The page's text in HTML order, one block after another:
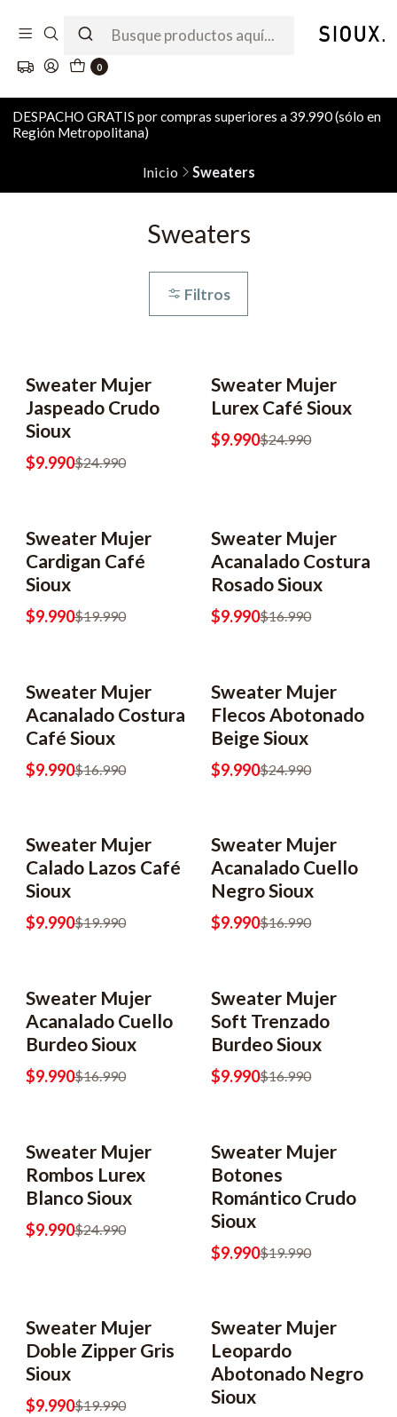
0
DESPACHO GRATIS por compras superiores a 39.990 (sólo en
Región Metropolitana)
Inicio Sweaters
Sweaters
Filtros
-60% OFF
Sweater Mujer
Jaspeado Crudo
Sioux
$9.990$24.990
-60% OFF
Sweater Mujer
Lurex Café Sioux
$9.990$24.990
-50% OFF
Sweater Mujer
Cardigan Café
Sioux
$9.990$19.990
-41% OFF
Sweater Mujer
Acanalado Costura
Rosado Sioux
$9.990$16.990
-41% OFF
Sweater Mujer
Acanalado Costura
Café Sioux
$9.990$16.990
-60% OFF
Sweater Mujer
Flecos Abotonado
Beige Sioux
$9.990$24.990
-50% OFF
Sweater Mujer
Calado Lazos Café
Sioux
$9.990$19.990
-41% OFF
Sweater Mujer
Acanalado Cuello
Negro Sioux
$9.990$16.990
-41% OFF
Sweater Mujer
Acanalado Cuello
Burdeo Sioux
$9.990$16.990
-41% OFF
Sweater Mujer
Soft Trenzado
Burdeo Sioux
$9.990$16.990
-60% OFF
Sweater Mujer
Rombos Lurex
Blanco Sioux
$9.990$24.990
-50% OFF
Sweater Mujer
Botones
Romántico Crudo
Sioux
$9.990$19.990
-50% OFF
Sweater Mujer
Doble Zipper Gris
Sioux
$9.990$19.990
-60% OFF
Sweater Mujer
Leopardo
Abotonado Negro
Sioux